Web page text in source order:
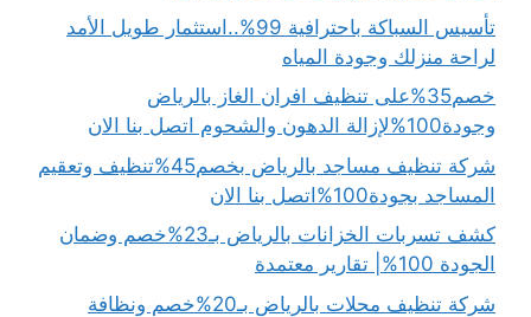
تأسيس السباكة باحترافية 99%..استثمار طويل الأمد
لراحة منزلك وجودة المياه
خصم35%على تنظيف افران الغاز بالرياض
وجودة100%لإزالة الدهون والشحوم اتصل بنا الان
شركة تنظيف مساجد بالرياض بخصم45%تنظيف وتعقيم
المساجد بجودة100%اتصل بنا الان
كشف تسربات الخزانات بالرياض بـ23%خصم وضمان
الجودة 100%| تقارير معتمدة
شركة تنظيف محلات بالرياض بـ20%خصم ونظافة